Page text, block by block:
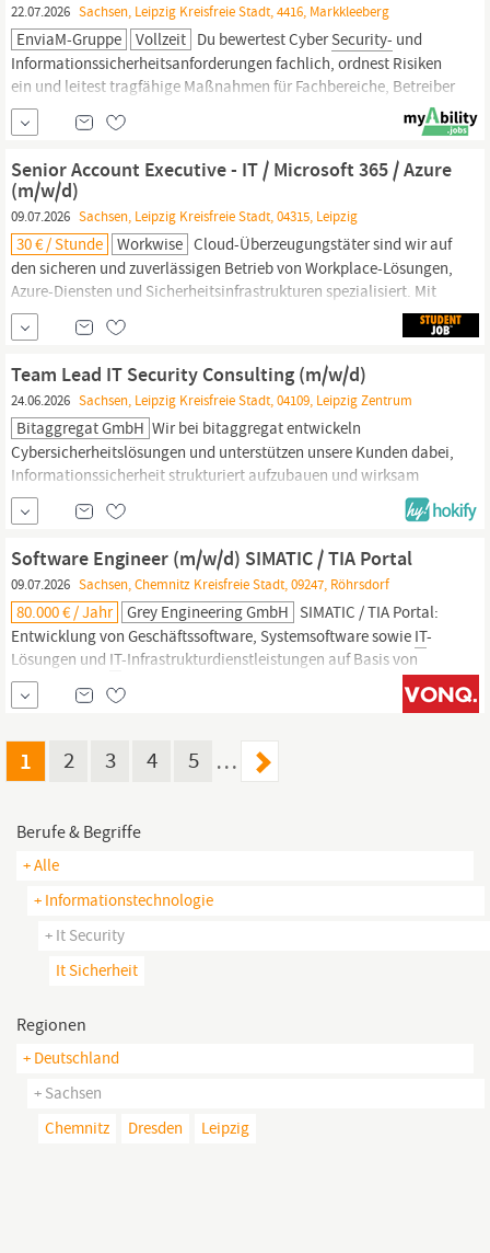
22.07.2026 Sachsen, Leipzig Kreisfreie Stadt, 4416, Markkleeberg
EnviaM-Gruppe Vollzeit Du bewertest CyberSecurity- und
Informationssicherheitsanforderungen fachlich, ordnest Risiken
ein und leitest tragfähige Maßnahmen für Fachbereiche, Betreiber
und Führungskräfte ab. Du wirkst am Betrieb, an der
Weiterentwicklung und an der Wirksamkeitskontrolle des ISMS
mit und unterstützt dabei Nachweisführung, Evidenzen,
Senior Account Executive - IT / Microsoft 365 / Azure
(m/w/d)
09.07.2026 Sachsen, Leipzig Kreisfreie Stadt, 04315, Leipzig
30 € / Stunde Workwise Cloud-Überzeugungstäter sind wir auf
den sicheren und zuverlässigen Betrieb von Workplace-Lösungen,
Azure-Diensten und Sicherheitsinfrastrukturen spezialisiert. Mit
unserem unternehmenseigenen „Cloud
Operations
Center“ schützen wir kontinuierlich die Infrastrukturen unserer
Kunden, bekämpfen Vorfälle und setzen höchste
Sicherheitsstandards...
Team Lead IT Security Consulting (m/w/d)
24.06.2026 Sachsen, Leipzig Kreisfreie Stadt, 04109, Leipzig Zentrum
Bitaggregat GmbH Wir bei bitaggregat entwickeln
Cybersicherheitslösungen und unterstützen unsere Kunden dabei,
Informationssicherheit strukturiert aufzubauen und wirksam
umzusetzen. Dabei begleiten wir Organisationen unter anderem
bei Themen wie ISMS, ISO 27001, NIS2 und weiteren
regulatorischen bzw. normativen Anforderungen. Für unseren
BereichIT SecurityConsulting suchen...
Software Engineer (m/w/d) SIMATIC / TIA Portal
09.07.2026 Sachsen, Chemnitz Kreisfreie Stadt, 09247, Röhrsdorf
80.000 € / Jahr Grey Engineering GmbH SIMATIC / TIA Portal:
Entwicklung von Geschäftssoftware, Systemsoftware sowie IT-
Lösungen und IT-Infrastrukturdienstleistungen auf Basis von
Funktionsspezifikationen Anpassung, Weiterentwicklung und
Neuentwicklung bestehender Systemlösungen und
und Konkretisierung von...
1 2 3 4 5 …
Berufe & Begriffe
+ Alle
+ Informationstechnologie
+ It Security
It Sicherheit
Regionen
+ Deutschland
+ Sachsen
Chemnitz
Dresden Leipzig